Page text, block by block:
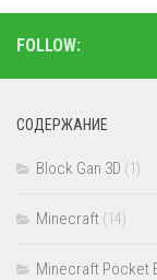
FOLLOW:
СОДЕРЖАНИЕ
Block Gan 3D (1)
Minecraft (14)
Minecraft Pocket